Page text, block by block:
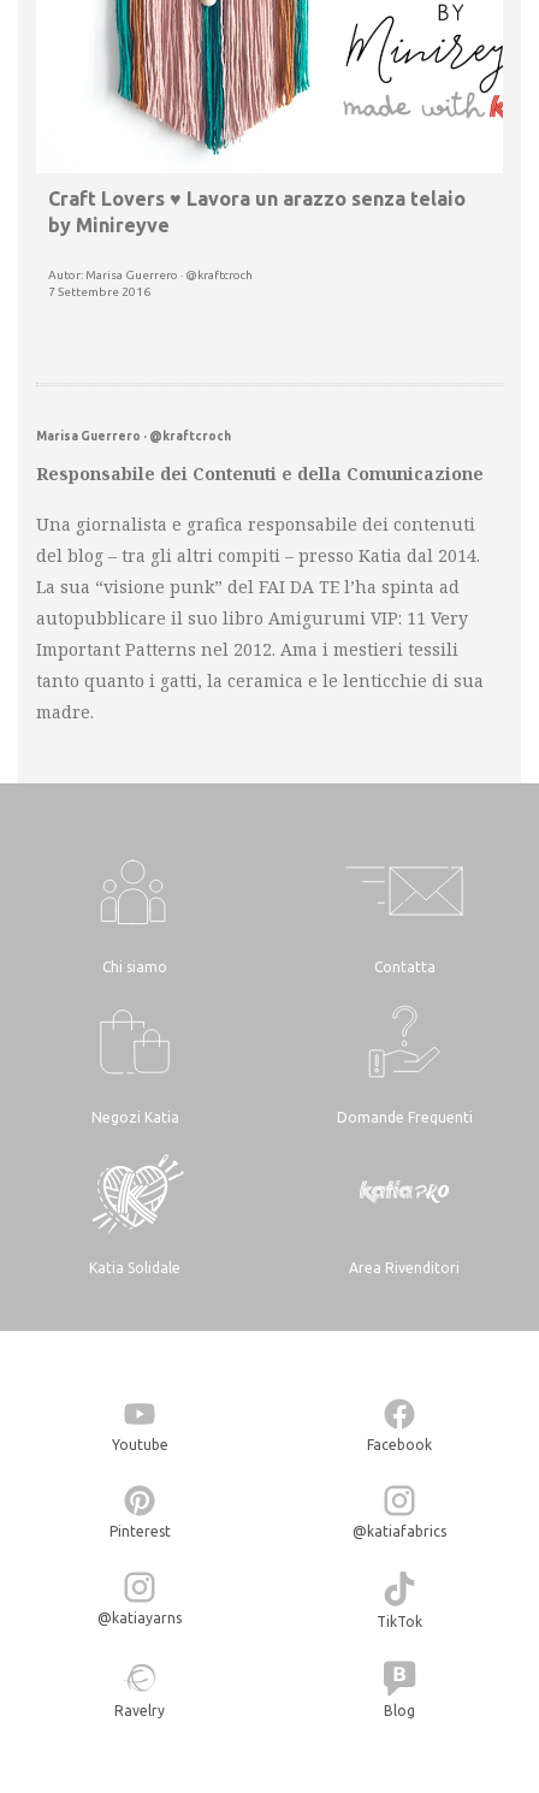
Craft Lovers ♥ Lavora un arazzo senza telaio
by Minireyve
Autor: Marisa Guerrero · @kraftcroch
7 Settembre 2016
Marisa Guerrero · @kraftcroch
Responsabile dei Contenuti e della Comunicazione
Una giornalista e grafica responsabile dei contenuti
del blog – tra gli altri compiti – presso Katia dal 2014.
La sua “visione punk” del FAI DA TE l’ha spinta ad
autopubblicare il suo libro Amigurumi VIP: 11 Very
Important Patterns nel 2012. Ama i mestieri tessili
tanto quanto i gatti, la ceramica e le lenticchie di sua
madre.
Chi siamo Contatta
Negozi Katia Domande Frequenti
Katia Solidale Area Rivenditori
Youtube Facebook
Pinterest @katiafabrics
@katiayarns TikTok
Ravelry Blog